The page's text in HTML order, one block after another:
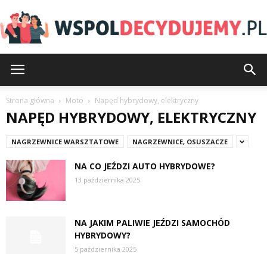
Strona główna Moto Napęd hybrydowy, elektryczny
NAPĘD HYBRYDOWY, ELEKTRYCZNY
NAGRZEWNICE WARSZTATOWE NAGRZEWNICE, OSUSZACZE
NA CO JEŹDZI AUTO HYBRYDOWE?
13 października 2025
NA JAKIM PALIWIE JEŹDZI SAMOCHÓD
HYBRYDOWY?
5 października 2025